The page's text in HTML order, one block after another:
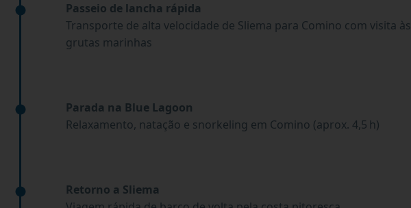
Passeio de lancha rápida
Transporte de alta velocidade de Sliema para Comino com visita às
grutas marinhas
Parada na Blue Lagoon
Relaxamento, natação e snorkeling em Comino (aprox. 4,5 h)
Retorno a Sliema